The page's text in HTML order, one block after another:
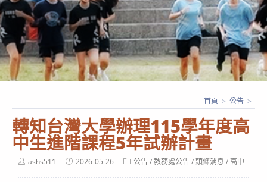
KAOHSIUNG NORMAL UNIVERSITY
轉知台灣大學辦理115學年度高
中生進階課程5年試辦計畫
首頁 > 公告 >
Postashs511
Post2026-05-26
Post公告/教務處公告/頭條消息 /高中